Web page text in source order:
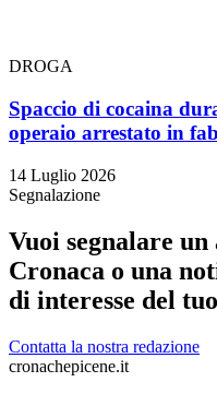
DROGA
Spaccio di cocaina
operaio arrestato in
14 Luglio 2026
Segnalazione
Vuoi segnalare
Cronaca o una
di interesse del
Contatta la nostra redazione
cronachepicene.it